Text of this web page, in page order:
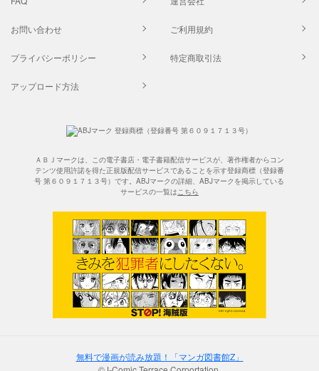
お問い合わせ ご利用規約
プライバシーポリシー 特定商取引法
アップロード方法
ＡＢＪマークは、この電子書店・電子書籍配信サービスが、著作権者からコン
テンツ使用許諾を得た正規版配信サービスであることを示す登録商標（登録番
号 第６０９１７１３号）です。ABJマークの詳細、ABJマークを掲示している
サービスの一覧はこちら
無料で漫画が読み放題！「マンガ図書館Z」